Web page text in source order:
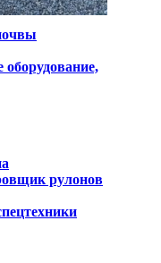
рулонов